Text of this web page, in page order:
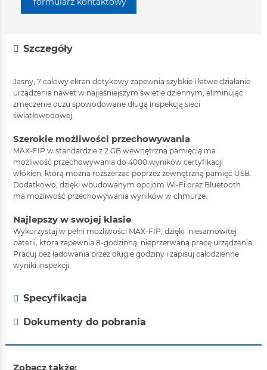
Szczegóły
Jasny, 7 calowy ekran dotykowy zapewnia szybkie i łatwe działanie
urządzenia nawet w najjaśniejszym świetle dziennym, eliminując
zmęczenie oczu spowodowane długą inspekcją sieci
światłowodowej.
Szerokie możliwości przechowywania
MAX-FIP w standardzie z 2 GB wewnętrzną pamięcią ma
możliwość przechowywania do 4000 wyników certyfikacji
włókien, którą można rozszerzać poprzez zewnętrzną pamięć USB.
Dodatkowo, dzięki wbudowanym opcjom Wi-Fi oraz Bluetooth
ma możliwość przechowywania wyników w chmurze.
Najlepszy w swojej klasie
Wykorzystaj w pełni możliwości MAX-FIP, dzięki niesamowitej
baterii, która zapewnia 8-godzinną, nieprzerwaną pracę urządzenia.
Pracuj bez ładowania przez długie godziny i zapisuj całodzienne
wyniki inspekcji.
Specyfikacja
Dokumenty do pobrania
Zobacz także: